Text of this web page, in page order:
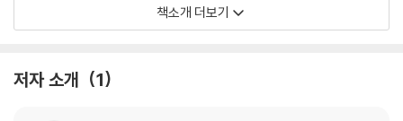
셰익스피어의 희곡 「맥베스」 5막 5장의 독백에서 온 제목 ‘내일 또 내일 또
일이 있고, 무엇도 영원하지 않다는 믿음은 [맥베스]에서 비관적으로 독해
책소개 더보기
저자 소개 1